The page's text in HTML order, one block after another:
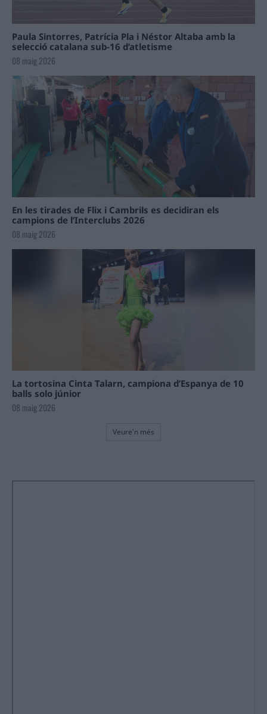
Paula Sintorres, Patrícia Pla i Néstor Altaba amb la
selecció catalana sub-16 d’atletisme
08 maig 2026
En les tirades de Flix i Cambrils es decidiran els
campions de l’Interclubs 2026
08 maig 2026
La tortosina Cinta Talarn, campiona d’Espanya de 10
balls solo júnior
08 maig 2026
Veure'n més